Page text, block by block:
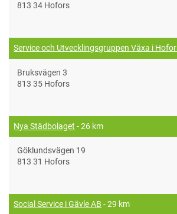
813 34 Hofors
Service och Utvecklingsgruppen Växa i
Bruksvägen 3
813 35 Hofors
Nya Städbolaget - 26 km
Göklundsvägen 19
813 31 Hofors
Social Service i Gävle AB - 29 km